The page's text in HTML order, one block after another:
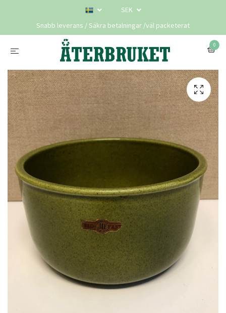
SEK
Snabb leverans / Säkra betalningar /väl packeterat
0